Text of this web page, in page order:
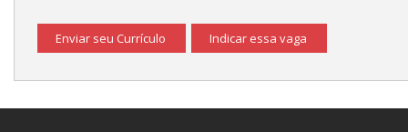
Enviar seu Currículo Indicar essa vaga